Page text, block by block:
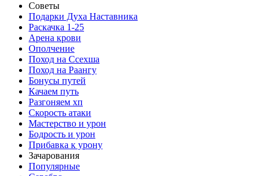
Советы
Подарки Духа Наставника
Раскачка 1-25
Арена крови
Ополчение
Поход на Ссехша
Поход на Раангу
Бонусы путей
Качаем путь
Разгоняем хп
Скорость атаки
Мастерство и урон
Бодрость и урон
Прибавка к урону
Зачарования
Популярные